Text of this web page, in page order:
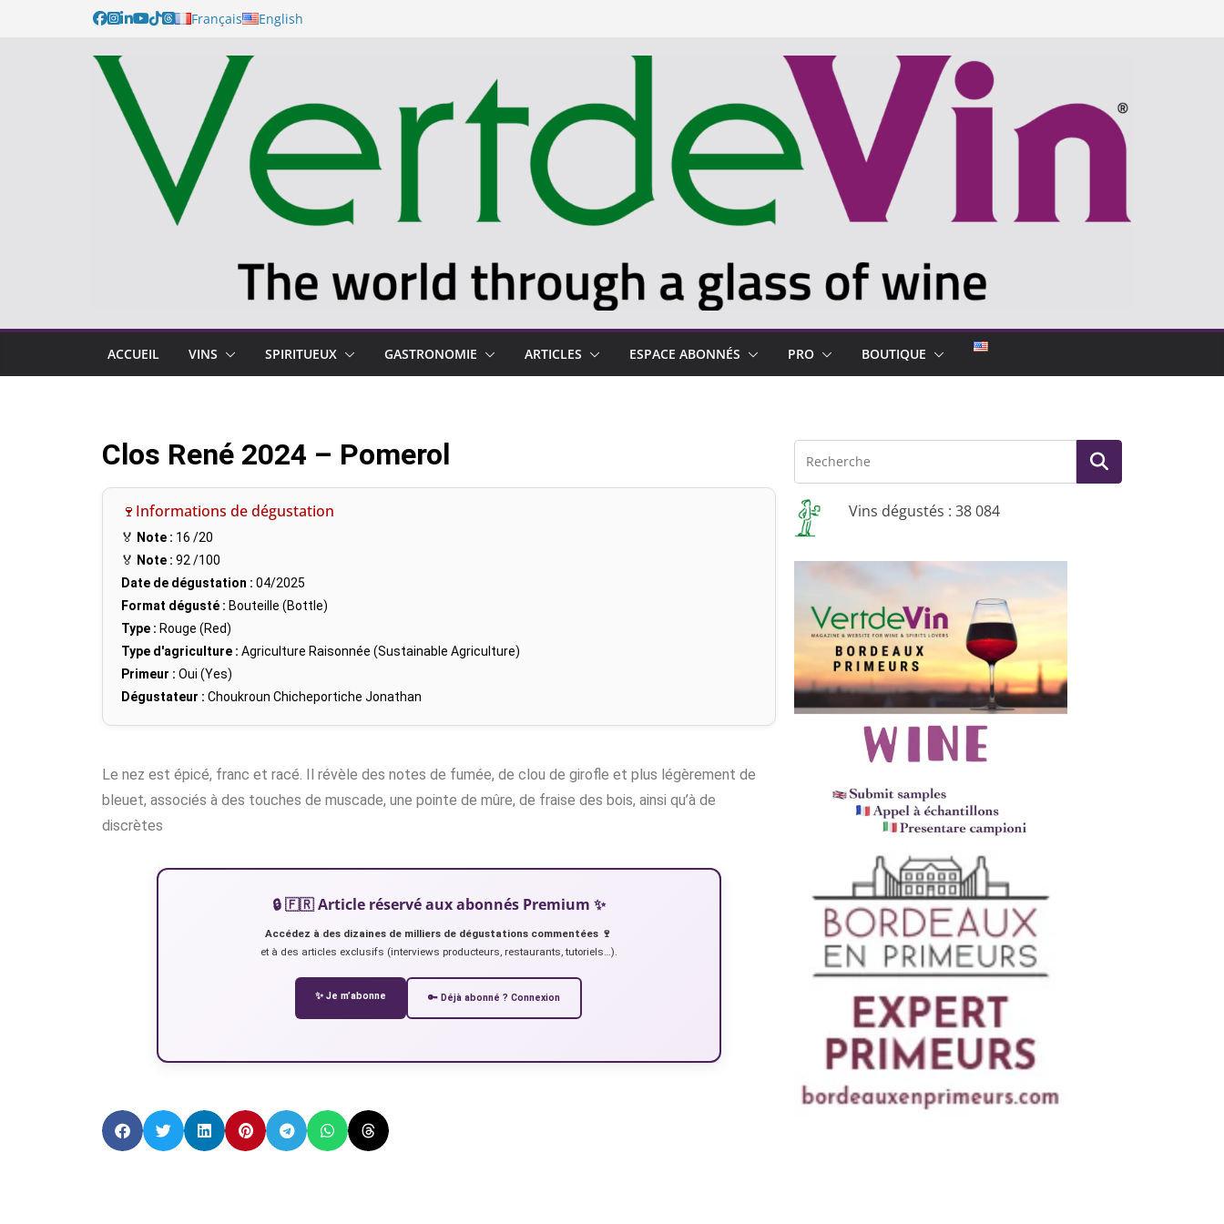
Français English
ACCUEIL VINS SPIRITUEUX GASTRONOMIE ARTICLES ESPACE ABONNÉS PRO BOUTIQUE
Clos René 2024 – Pomerol
🍷Informations de dégustation
🏅 Note : 16 /20
🏅 Note : 92/100
Date de dégustation : 04/2025
Format dégusté : Bouteille (Bottle)
Type : Rouge (Red)
Type d'agriculture : Agriculture Raisonnée (Sustainable Agriculture)
Primeur : Oui (Yes)
Dégustateur : Choukroun Chicheportiche Jonathan
Le nez est épicé, franc et racé. Il révèle des notes de fumée, de clou de girofle et plus légèrement de
bleuet, associés à des touches de muscade, une pointe de mûre, de fraise des bois, ainsi qu’à de
discrètes
🔒 🇫🇷 Article réservé aux abonnés Premium ✨
Accédez à des dizaines de milliers de dégustations commentées 🍷
et à des articles exclusifs (interviews producteurs, restaurants, tutoriels…).
✨ Je m’abonne 🔑 Déjà abonné ? Connexion
Vins dégustés : 38 084